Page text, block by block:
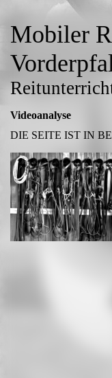
Mobiler
Videoanalyse
DIE SEITE IST IN